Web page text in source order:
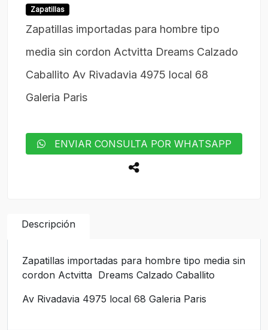
Zapatillas
Zapatillas importadas para hombre tipo
media sin cordon Actvitta Dreams Calzado
Caballito Av Rivadavia 4975 local 68
Galeria Paris
ENVIAR CONSULTA POR WHATSAPP
Descripción
Zapatillas importadas para hombre tipo media sin
cordon Actvitta Dreams Calzado Caballito
Av Rivadavia 4975 local 68 Galeria Paris